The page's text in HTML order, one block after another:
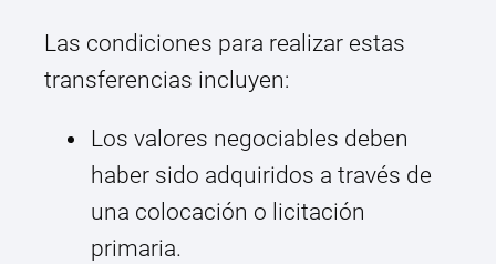
Las condiciones para realizar estas
transferencias incluyen:
Los valores negociables deben
haber sido adquiridos a través de
una colocación o licitación
primaria.